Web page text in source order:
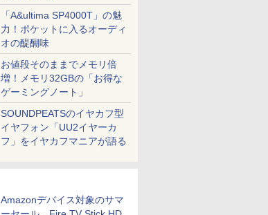
「A&ultima SP4000T」の魅
力！ポケットに入るオーディ
オの醍醐味
お値段そのままでメモリ倍
増！メモリ32GBの「お得な
ゲーミングノート」
SOUNDPEATSのイヤカフ型
イヤフォン「UU2イヤーカ
フ」をイヤカフマニアが語る
Amazonデバイス対象のサマ